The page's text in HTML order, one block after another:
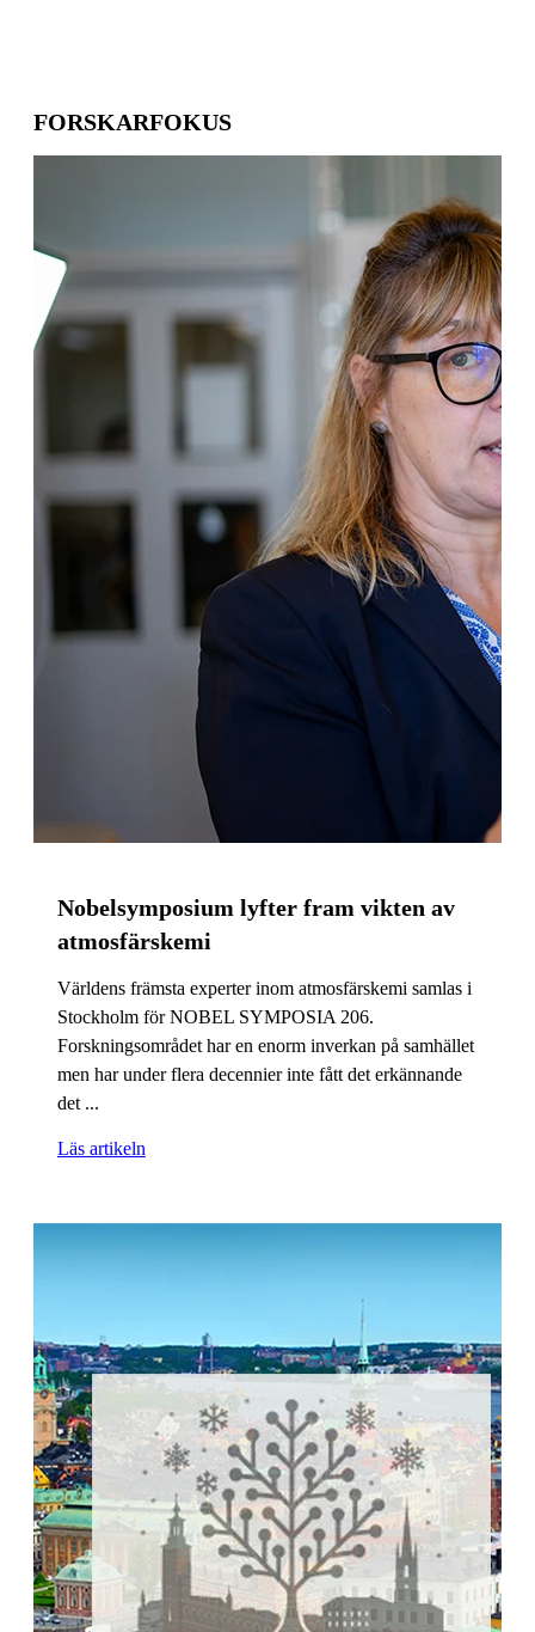
FORSKARFOKUS
Nobelsymposium lyfter fram vikten av
atmosfärskemi
Världens främsta experter inom atmosfärskemi samlas i
Stockholm för NOBEL SYMPOSIA 206.
Forskningsområdet har en enorm inverkan på samhället
men har under flera decennier inte fått det erkännande
det ...
Läs artikeln